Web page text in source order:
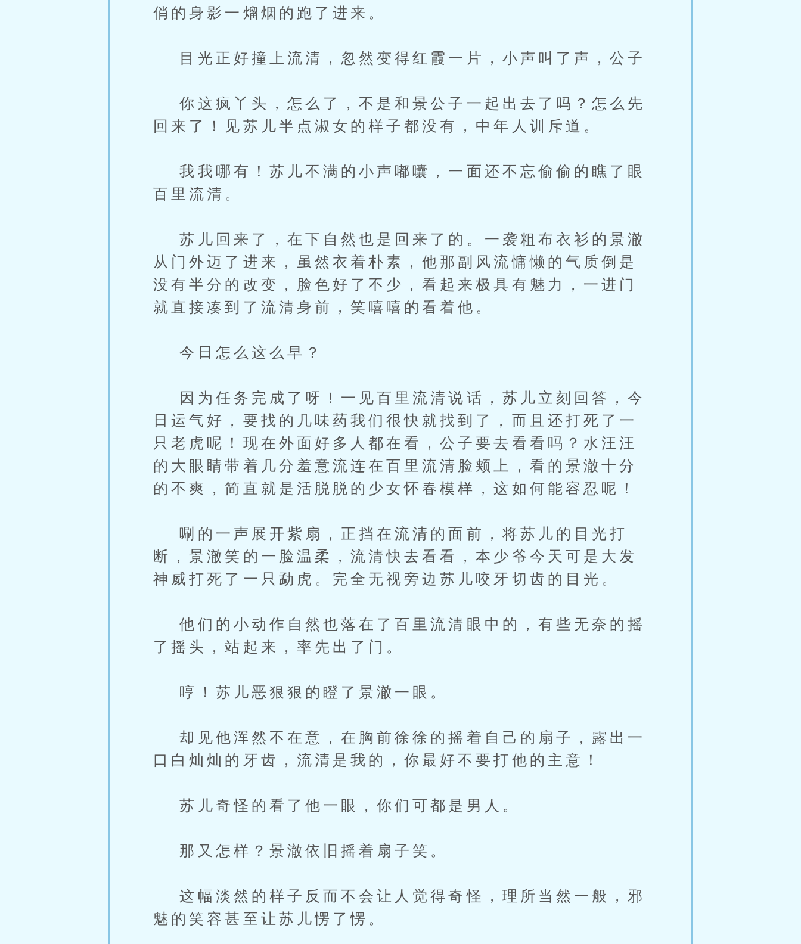
俏的身影一熘烟的跑了进来。
目光正好撞上流清，忽然变得红霞一片，小声叫了声，公子
你这疯丫头，怎么了，不是和景公子一起出去了吗？怎么先
回来了！见苏儿半点淑女的样子都没有，中年人训斥道。
我我哪有！苏儿不满的小声嘟囔，一面还不忘偷偷的瞧了眼
百里流清。
苏儿回来了，在下自然也是回来了的。一袭粗布衣衫的景澈
从门外迈了进来，虽然衣着朴素，他那副风流慵懒的气质倒是
没有半分的改变，脸色好了不少，看起来极具有魅力，一进门
就直接凑到了流清身前，笑嘻嘻的看着他。
今日怎么这么早？
因为任务完成了呀！一见百里流清说话，苏儿立刻回答，今
日运气好，要找的几味药我们很快就找到了，而且还打死了一
只老虎呢！现在外面好多人都在看，公子要去看看吗？水汪汪
的大眼睛带着几分羞意流连在百里流清脸颊上，看的景澈十分
的不爽，简直就是活脱脱的少女怀春模样，这如何能容忍呢！
唰的一声展开紫扇，正挡在流清的面前，将苏儿的目光打
断，景澈笑的一脸温柔，流清快去看看，本少爷今天可是大发
神威打死了一只勐虎。完全无视旁边苏儿咬牙切齿的目光。
他们的小动作自然也落在了百里流清眼中的，有些无奈的摇
了摇头，站起来，率先出了门。
哼！苏儿恶狠狠的瞪了景澈一眼。
却见他浑然不在意，在胸前徐徐的摇着自己的扇子，露出一
口白灿灿的牙齿，流清是我的，你最好不要打他的主意！
苏儿奇怪的看了他一眼，你们可都是男人。
那又怎样？景澈依旧摇着扇子笑。
这幅淡然的样子反而不会让人觉得奇怪，理所当然一般，邪
魅的笑容甚至让苏儿愣了愣。